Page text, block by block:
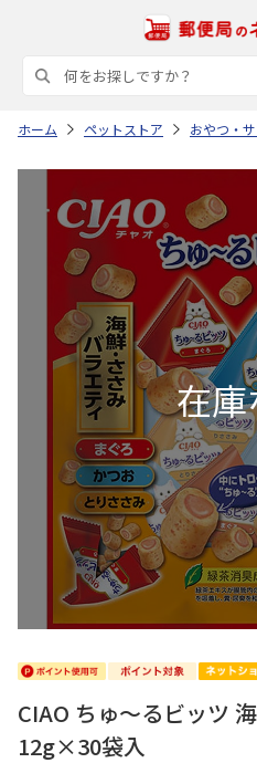
ホーム ペットストア おやつ・
CIAO ちゅ～るビッツ
12g×30袋入